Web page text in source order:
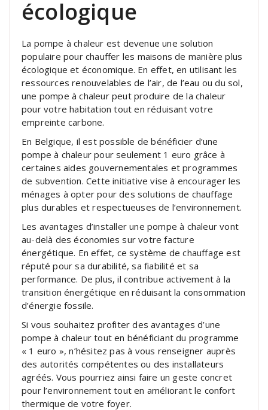
écologique
La pompe à chaleur est devenue une solution
populaire pour chauffer les maisons de manière plus
écologique et économique. En effet, en utilisant les
ressources renouvelables de l’air, de l’eau ou du sol,
une pompe à chaleur peut produire de la chaleur
pour votre habitation tout en réduisant votre
empreinte carbone.
En Belgique, il est possible de bénéficier d’une
pompe à chaleur pour seulement 1 euro grâce à
certaines aides gouvernementales et programmes
de subvention. Cette initiative vise à encourager les
ménages à opter pour des solutions de chauffage
plus durables et respectueuses de l’environnement.
Les avantages d’installer une pompe à chaleur vont
au-delà des économies sur votre facture
énergétique. En effet, ce système de chauffage est
réputé pour sa durabilité, sa fiabilité et sa
performance. De plus, il contribue activement à la
transition énergétique en réduisant la consommation
d’énergie fossile.
Si vous souhaitez profiter des avantages d’une
pompe à chaleur tout en bénéficiant du programme
« 1 euro », n’hésitez pas à vous renseigner auprès
des autorités compétentes ou des installateurs
agréés. Vous pourriez ainsi faire un geste concret
pour l’environnement tout en améliorant le confort
thermique de votre foyer.